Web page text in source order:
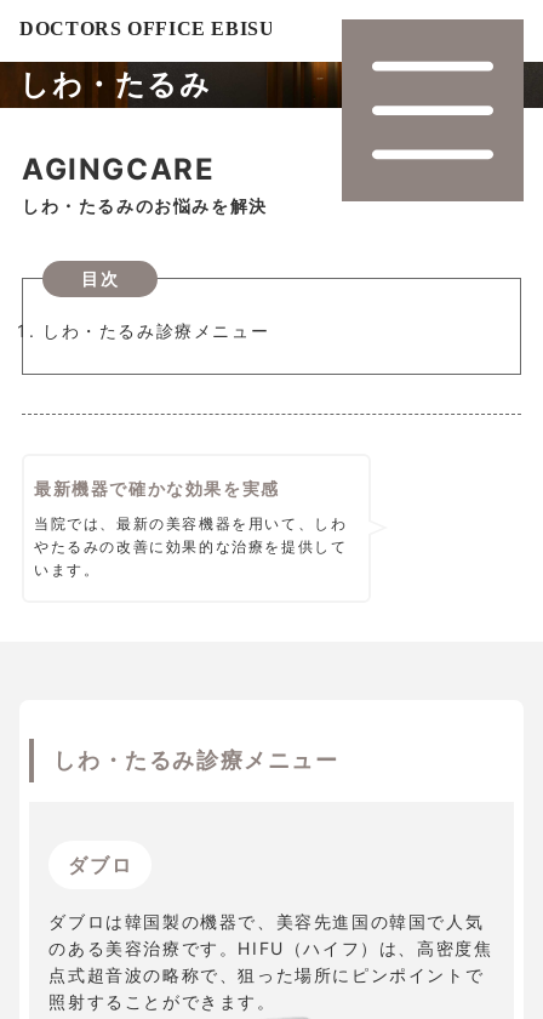
しわ・たるみ
AGINGCARE
しわ・たるみのお悩みを解決
目次
しわ・たるみ診療メニュー
最新機器で確かな効果を実感
当院では、最新の美容機器を用いて、しわ
やたるみの改善に効果的な治療を提供して
います。
しわ・たるみ診療メニュー
ダブロ
ダブロは韓国製の機器で、美容先進国の韓国で人気
のある美容治療です。HIFU（ハイフ）は、高密度焦
点式超音波の略称で、狙った場所にピンポイントで
照射することができます。